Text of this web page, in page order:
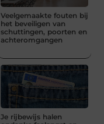
Veelgemaakte fouten bij
het beveiligen van
schuttingen, poorten en
achteromgangen
Je rijbewijs halen